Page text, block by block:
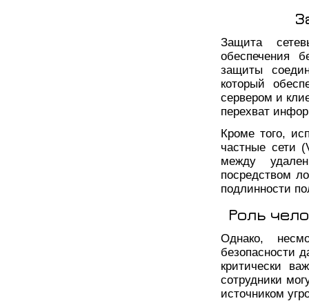
Защита
обеспечения
защиты
который
сервером и
перехват
Кроме того,
частные сети
между
посредством
подлинности
Роль
Однако,
безопасности
критически
сотрудники
источником